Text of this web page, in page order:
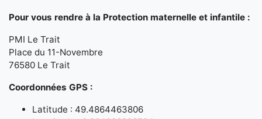
Pour vous rendre à la Protection maternelle et infantile :
PMI Le Trait
Place du 11-Novembre
76580 Le Trait
Coordonnées GPS :
Latitude : 49.4864463806